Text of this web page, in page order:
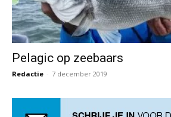
Pelagic op zeebaars
Redactie - 7 december 2019